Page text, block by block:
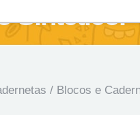
Sintético.
/ Blocos e